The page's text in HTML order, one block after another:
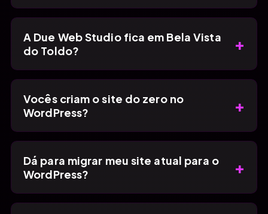
A Due Web Studio fica em Bela Vista
do Toldo?
+
Vocês criam o site do zero no
WordPress?
+
Dá para migrar meu site atual para o
WordPress?
+